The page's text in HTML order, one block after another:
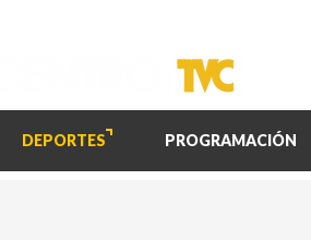
DEPORTES PROGRAMACIÓN